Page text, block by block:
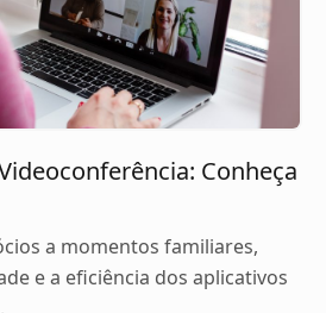
Conheça
a momentos familiares,
e a eficiência dos aplicativos